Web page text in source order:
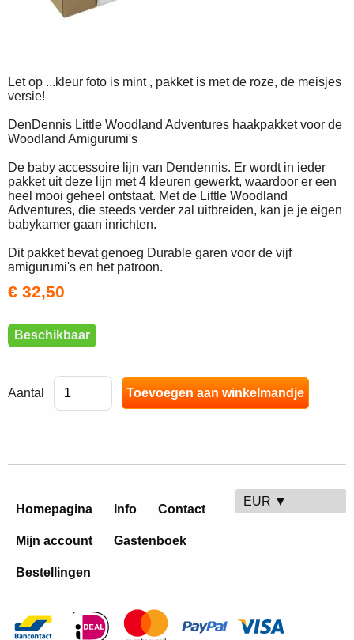
Let op ...kleur foto is mint , pakket is met de roze, de meisjes
versie!
DenDennis Little Woodland Adventures haakpakket voor de
Woodland Amigurumi's
De baby accessoire lijn van Dendennis. Er wordt in ieder
pakket uit deze lijn met 4 kleuren gewerkt, waardoor er een
heel mooi geheel ontstaat. Met de Little Woodland
Adventures, die steeds verder zal uitbreiden, kan je je eigen
babykamer gaan inrichten.
Dit pakket bevat genoeg Durable garen voor de vijf
amigurumi's en het patroon.
€ 32,50
Beschikbaar
Aantal
Homepagina Info Contact
Mijn account Gastenboek
Bestellingen
EUR ▼